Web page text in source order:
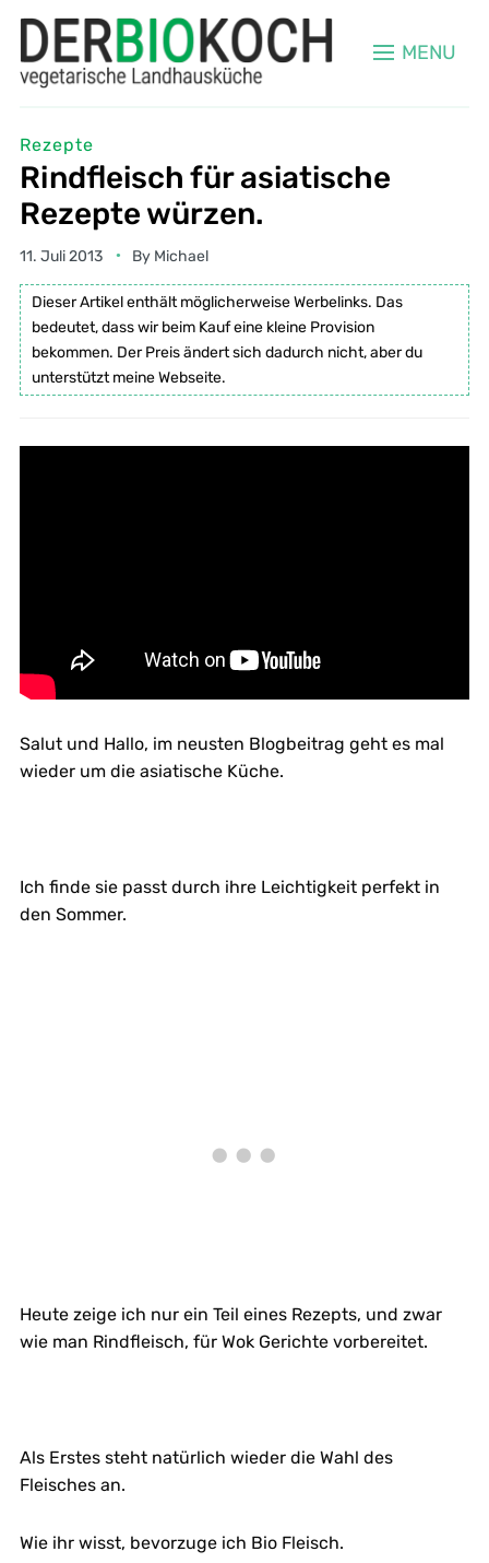
MENU
Rezepte
Rindfleisch für asiatische
Rezepte würzen.
11. Juli 2013 By Michael
Dieser Artikel enthält möglicherweise Werbelinks. Das
bedeutet, dass wir beim Kauf eine kleine Provision
bekommen. Der Preis ändert sich dadurch nicht, aber du
unterstützt meine Webseite.
Salut und Hallo, im neusten Blogbeitrag geht es mal
wieder um die asiatische Küche.
Ich finde sie passt durch ihre Leichtigkeit perfekt in
den Sommer.
Heute zeige ich nur ein Teil eines Rezepts, und zwar
wie man Rindfleisch, für Wok Gerichte vorbereitet.
Als Erstes steht natürlich wieder die Wahl des
Fleisches an.
Wie ihr wisst, bevorzuge ich Bio Fleisch.